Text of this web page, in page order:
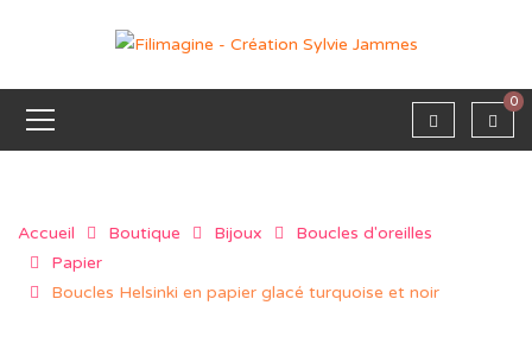
0
Accueil Boutique Bijoux
Boucles d'oreilles
Papier
Boucles Helsinki en papier glacé turquoise et noir